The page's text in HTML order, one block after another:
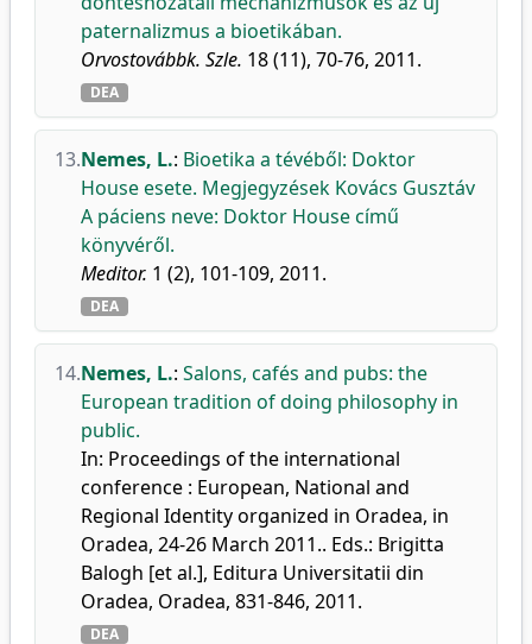
paternalizmus a bioetikában.
Orvostovábbk. Szle. 18 (11), 70-76, 2011.
DEA
13.Nemes, L.: Bioetika a tévéből: Doktor
House esete. Megjegyzések Kovács Gusztáv
A páciens neve: Doktor House című
könyvéről.
Meditor. 1 (2), 101-109, 2011.
DEA
14.Nemes, L.: Salons, cafés and pubs: the
European tradition of doing philosophy in
public.
In: Proceedings of the international
conference : European, National and
Regional Identity organized in Oradea, in
Oradea, 24-26 March 2011.. Eds.: Brigitta
Balogh [et al.], Editura Universitatii din
Oradea, Oradea, 831-846, 2011.
DEA